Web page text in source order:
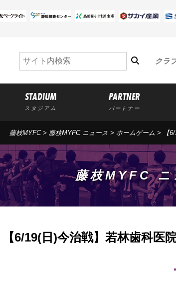
クラ
STADIUM
スタジアム
PARTNER
パートナー
藤枝MYFC> 藤枝MYFC ニュース > ホームゲーム > 【6/
藤枝MYFC ニ
【6/19(日)今治戦】若林歯科